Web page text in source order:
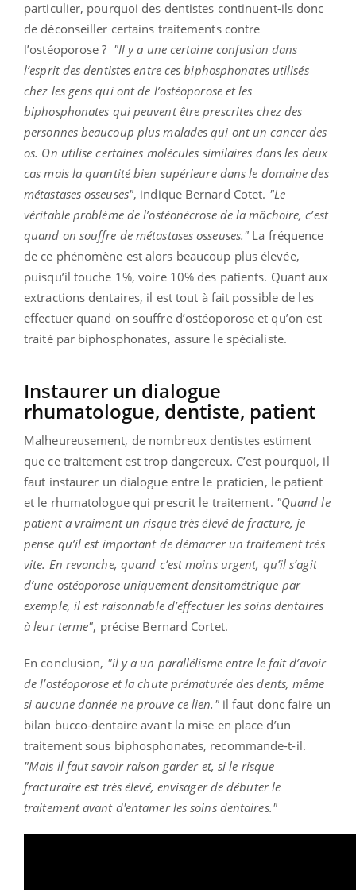
particulier, pourquoi des dentistes continuent-ils donc
de déconseiller certains traitements contre
l’ostéoporose ? "Il y a une certaine confusion dans
l’esprit des dentistes entre cesbiphosphonatesutilisés
chez les gens qui ont de l’ostéoporose et les
biphosphonates qui peuvent être prescrites chez des
personnes beaucoup plus malades qui ont un cancer des
os. On utilise certaines molécules similaires dans les deux
cas mais la quantité bien supérieure dans le domaine des
métastases osseuses", indique Bernard Cotet. "Le
véritable problème de l’ostéonécrose de la mâchoire, c’est
quand on souffre de métastases osseuses." La fréquence
de ce phénomène est alors beaucoup plus élevée,
puisqu’il touche 1%, voire 10% des patients. Quant aux
extractions dentaires, il est tout à fait possible de les
effectuer quand on souffre d’ostéoporose et qu’on est
traité par biphosphonates, assure le spécialiste.
Instaurer un dialogue
rhumatologue, dentiste, patient
Malheureusement, de nombreux dentistes estiment
que ce traitement est trop dangereux. C’est pourquoi, il
faut instaurer un dialogue entre le praticien, le patient
et le rhumatologue qui prescrit le traitement. "Quand le
patient a vraiment un risque très élevé de fracture, je
pense qu’il est important de démarrer un traitement très
vite. En revanche, quand c’est moins urgent, qu’il s’agit
d’une ostéoporose uniquement densitométrique par
exemple, il est raisonnable d’effectuer les soins dentaires
à leur terme", précise Bernard Cortet.
En conclusion, "il y a un parallélisme entre le fait d’avoir
de l’ostéoporose et la chute prématurée des dents, même
si aucune donnée ne prouve ce lien."il faut donc faire un
bilan bucco-dentaire avant la mise en place d’un
traitement sous biphosphonates, recommande-t-il.
"Mais il faut savoir raison garder et, si le risque
fracturaire est très élevé, envisager de débuter le
traitement avant d'entamer les soins dentaires."